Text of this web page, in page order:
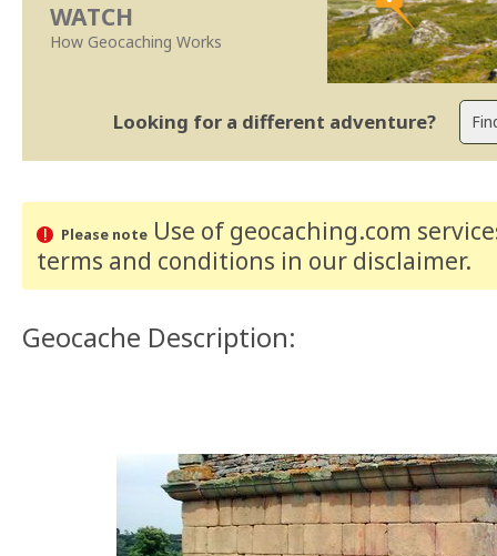
WATCH
How Geocaching Works
Looking for a different adventure?
Please noteUse of geocaching.com
terms and conditions in our disclaimer.
Geocache Description: